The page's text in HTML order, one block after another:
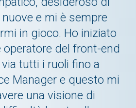
e mi è sempre
in gioco. Ho iniziato
operatore del front-end
tutti i ruoli fino a
Manager e questo mi
una visione di